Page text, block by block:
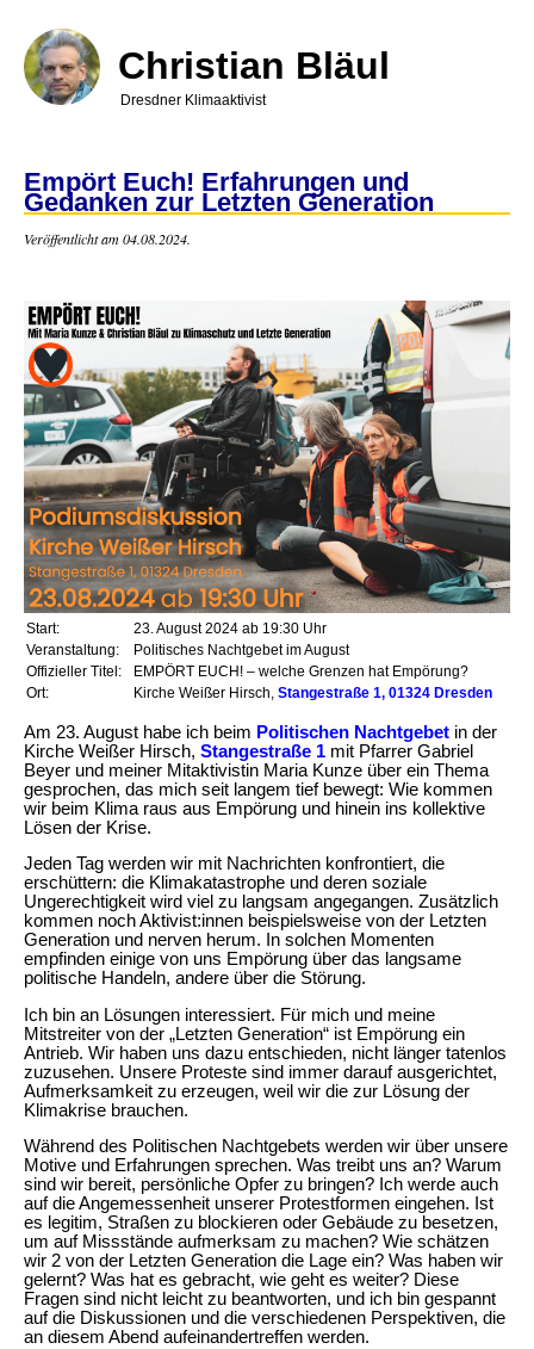
Inhalt
Christian Bläul
Dresdner Klimaaktivist
Empört Euch! Erfahrungen und
Gedanken zur Letzten Generation
Veröffentlicht am 04.08.2024.
Start:
23. August 2024 ab 19:30 Uhr
Veranstaltung:
Politisches Nachtgebet im August
Offizieller Titel:
EMPÖRT EUCH! – welche Grenzen hat Empörung?
Ort:
Kirche Weißer Hirsch, Stangestraße 1, 01324 Dresden
Am 23. August habe ich beim Politischen Nachtgebet in der
Kirche Weißer Hirsch, Stangestraße 1 mit Pfarrer Gabriel
Beyer und meiner Mitaktivistin Maria Kunze über ein Thema
gesprochen, das mich seit langem tief bewegt: Wie kommen
wir beim Klima raus aus Empörung und hinein ins kollektive
Lösen der Krise.
Jeden Tag werden wir mit Nachrichten konfrontiert, die
erschüttern: die Klimakatastrophe und deren soziale
Ungerechtigkeit wird viel zu langsam angegangen. Zusätzlich
kommen noch Aktivist:innen beispielsweise von der Letzten
Generation und nerven herum. In solchen Momenten
empfinden einige von uns Empörung über das langsame
politische Handeln, andere über die Störung.
Ich bin an Lösungen interessiert. Für mich und meine
Mitstreiter von der „Letzten Generation“ ist Empörung ein
Antrieb. Wir haben uns dazu entschieden, nicht länger tatenlos
zuzusehen. Unsere Proteste sind immer darauf ausgerichtet,
Aufmerksamkeit zu erzeugen, weil wir die zur Lösung der
Klimakrise brauchen.
Während des Politischen Nachtgebets werden wir über unsere
Motive und Erfahrungen sprechen. Was treibt uns an? Warum
sind wir bereit, persönliche Opfer zu bringen? Ich werde auch
auf die Angemessenheit unserer Protestformen eingehen. Ist
es legitim, Straßen zu blockieren oder Gebäude zu besetzen,
um auf Missstände aufmerksam zu machen? Wie schätzen
wir 2 von der Letzten Generation die Lage ein? Was haben wir
gelernt? Was hat es gebracht, wie geht es weiter? Diese
Fragen sind nicht leicht zu beantworten, und ich bin gespannt
auf die Diskussionen und die verschiedenen Perspektiven, die
an diesem Abend aufeinandertreffen werden.